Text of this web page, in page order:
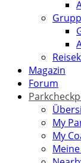
Magazin
Forum
My
My